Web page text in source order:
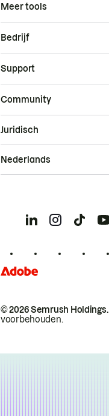
Meer tools
Bedrijf
Support
Community
© 2026 Semrush Holdings.
voorbehouden.
Juridisch
Nederlands